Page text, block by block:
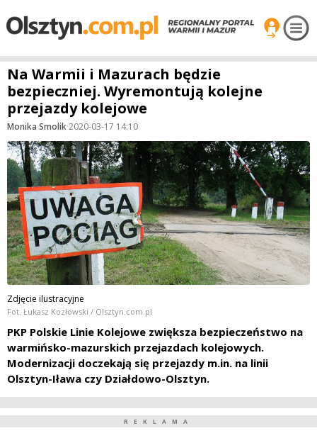
Na Warmii i Mazurach będzie
bezpieczniej. Wyremontują kolejne
przejazdy kolejowe
Monika Smolik·2020-03-17 14:10
Zdjęcie ilustracyjne
Fot. Łukasz Kozłowski / Olsztyn.com.pl
PKP Polskie Linie Kolejowe zwiększa bezpieczeństwo na
warmińsko-mazurskich przejazdach kolejowych.
Modernizacji doczekają się przejazdy m.in. na linii
Olsztyn-Iława czy Działdowo-Olsztyn.
REKLAMA